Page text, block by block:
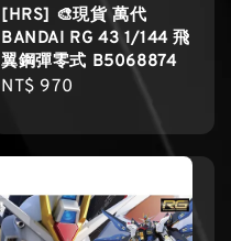
[HRS] 🎨現貨 萬代
BANDAI RG 43 1/144 飛
翼鋼彈零式 B5068874
Regular
NT$ 970